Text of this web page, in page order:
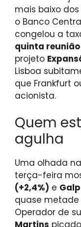
mais baixo
o Banco
congelou a
quinta
projeto
Lisboa
que Frankfurt
acionista.
Quem
agulha
Uma olhada
terça-feira
(+2,4%) e
quase
Operador de
Martins